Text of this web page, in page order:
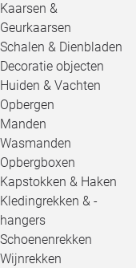
Kaarsen &
Geurkaarsen
Schalen & Dienbladen
Decoratie objecten
Huiden & Vachten
Opbergen
Manden
Wasmanden
Opbergboxen
Kapstokken & Haken
Kledingrekken & -
hangers
Schoenenrekken
Wijnrekken